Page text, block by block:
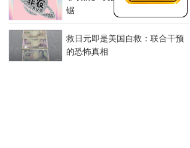
锯
救日元即是美国自救：联合干预
的恐怖真相